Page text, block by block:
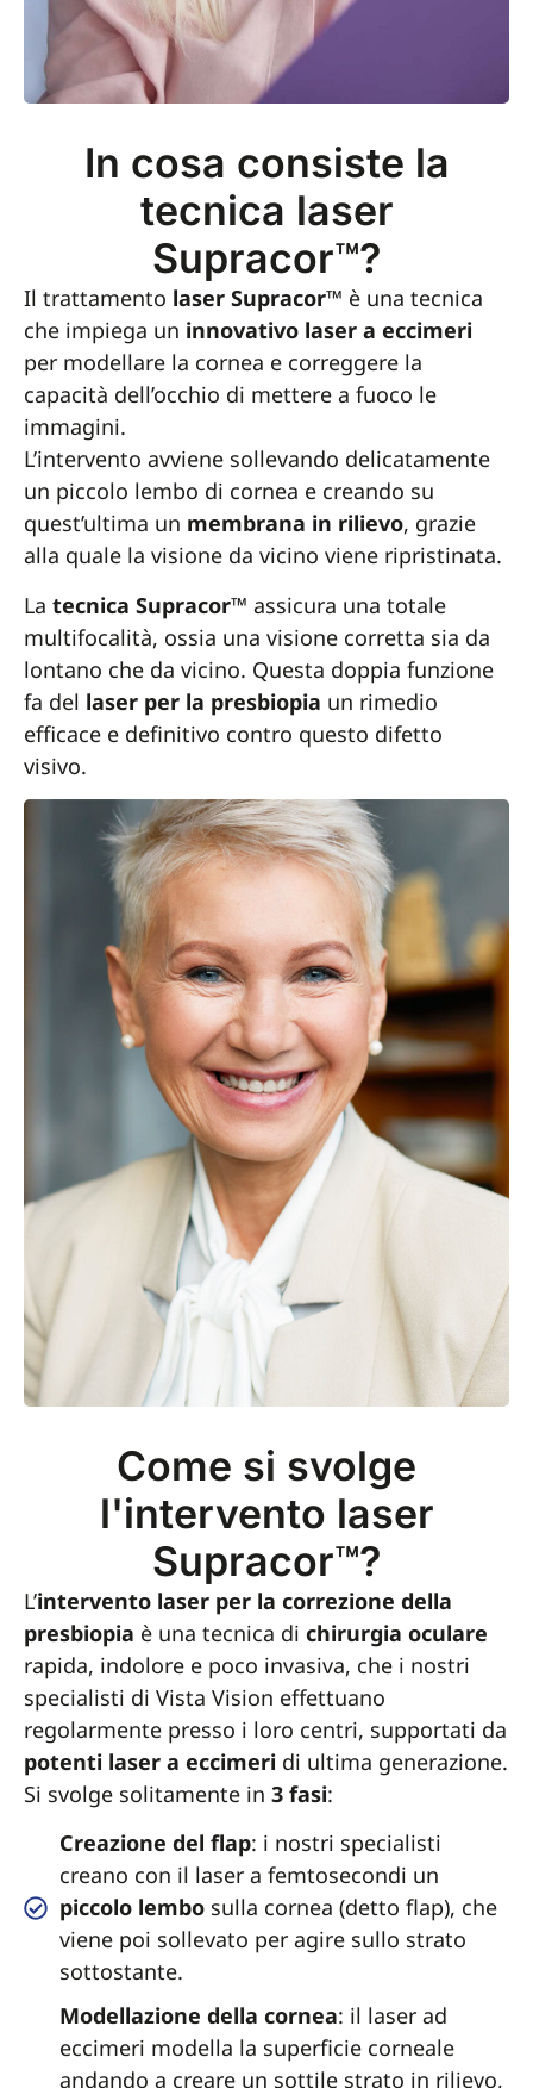
In cosa consiste la
tecnica laser
Supracor™?
Il trattamento laser Supracor™ è una tecnica
che impiega un innovativo laser a eccimeri
per modellare la cornea e correggere la
capacità dell’occhio di mettere a fuoco le
immagini.
L’intervento avviene sollevando delicatamente
un piccolo lembo di cornea e creando su
quest’ultima un membrana in rilievo, grazie
alla quale la visione da vicino viene ripristinata.
La tecnica Supracor™ assicura una totale
multifocalità, ossia una visione corretta sia da
lontano che da vicino. Questa doppia funzione
fa del laser per la presbiopia un rimedio
efficace e definitivo contro questo difetto
visivo.
Come si svolge
l'intervento laser
Supracor™?
L’intervento laser per la correzione della
presbiopia è una tecnica di chirurgia oculare
rapida, indolore e poco invasiva, che i nostri
specialisti di Vista Vision effettuano
regolarmente presso i loro centri, supportati da
potenti laser a eccimeri di ultima generazione.
Si svolge solitamente in 3 fasi:
Creazione del flap: i nostri specialisti
creano con il laser a femtosecondi un
piccolo lembo sulla cornea (detto flap), che
viene poi sollevato per agire sullo strato
sottostante.
Modellazione della cornea: il laser ad
eccimeri modella la superficie corneale
andando a creare un sottile strato in rilievo,